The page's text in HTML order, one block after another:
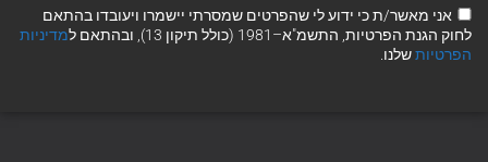
אני מאשר/ת כי ידוע לי שהפרטים שמסרתי יישמרו ויעובדו בהתאם
לחוק הגנת הפרטיות, התשמ"א–1981 (כולל תיקון 13), ובהתאם ל
מדיניות
הפרטיותשלנו.